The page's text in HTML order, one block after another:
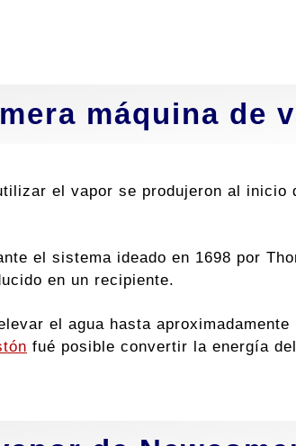
máquina de
el vapor se produjeron al inicio
el sistema ideado en 1698 por
en un recipiente.
el agua hasta
fué posible convertir la energía